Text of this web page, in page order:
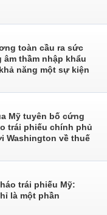
toàn cầu ra sức
âm thầm nhập khẩu
năng một sự kiện
Mỹ tuyên bố cứng
trái phiếu chính phủ
Washington về thuế
trái phiếu Mỹ:
là một phần